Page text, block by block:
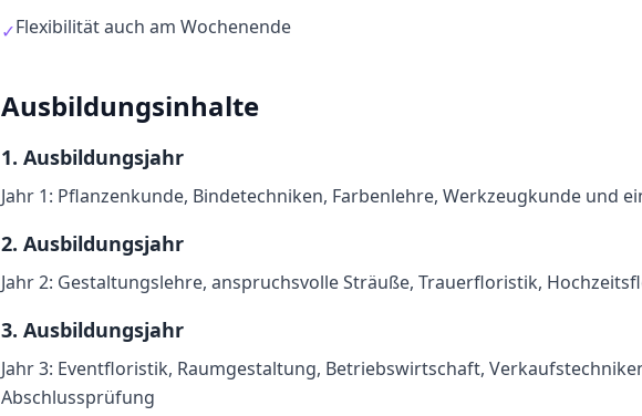
✓Flexibilität auch am Wochenende
Ausbildungsinhalte
1. Ausbildungsjahr
Jahr 1: Pflanzenkunde, Bindetechniken, Farbenlehre, Werkzeugkunde und
2. Ausbildungsjahr
Jahr 2: Gestaltungslehre, anspruchsvolle Sträuße, Trauerfloristik,
3. Ausbildungsjahr
Jahr 3: Eventfloristik, Raumgestaltung, Betriebswirtschaft,
Abschlussprüfung